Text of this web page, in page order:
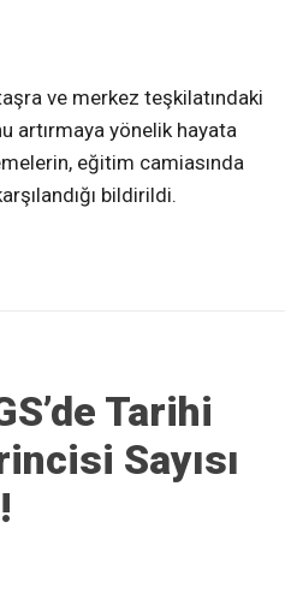
ve merkez teşkilatındaki
artırmaya yönelik hayata
eğitim camiasında
bildirildi.
Tarihi
Sayısı